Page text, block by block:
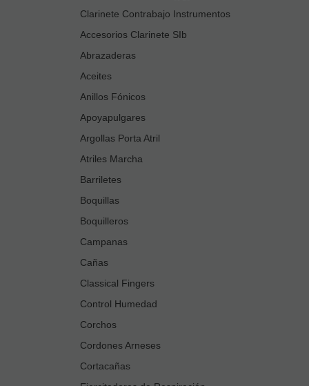
Clarinete Contrabajo Instrumentos
Accesorios Clarinete SIb
Abrazaderas
Aceites
Anillos Fónicos
Apoyapulgares
Argollas Porta Atril
Atriles Marcha
Barriletes
Boquillas
Boquilleros
Campanas
Cañas
Classical Fingers
Control Humedad
Corchos
Cordones Arneses
Cortacañas